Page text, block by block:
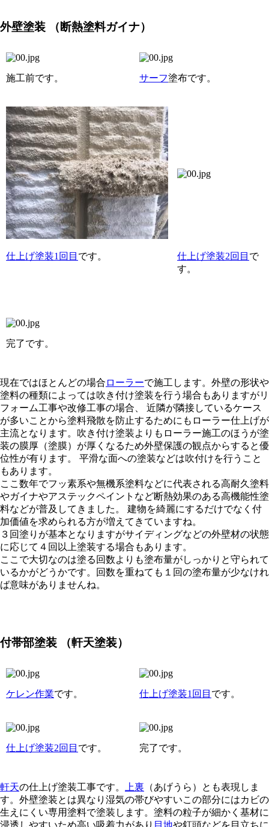
外壁塗装 （断熱塗料ガイナ）
施工前です。 サーフ塗布です。
仕上げ塗装1回目 です。 仕上げ塗装2回目 で
す。
完了です。
現在ではほとんどの場合 ローラーで施工します。外壁の形状や
塗料の種類によっては吹き付け塗装を行う場合もありますがリ
フォーム工事や改修工事の場合、 近隣が隣接しているケース
が多いことから塗料飛散を防止するためにもローラー仕上げが
主流となります。吹き付け塗装よりもローラー施工のほうが塗
装の膜厚（塗膜）が厚くなるため外壁保護の観点からすると優
位性が有ります。 平滑な面への塗装などは吹付けを行うこと
もあります。
ここ数年でフッ素系や無機系塗料などに代表される高耐久塗料
やガイナやアステックペイントなど断熱効果のある高機能性塗
料などが普及してきました。 建物を綺麗にするだけでなく付
加価値を求められる方が増えてきていますね。
３回塗りが基本となりますがサイディングなどの外壁材の状態
に応じて４回以上塗装する場合もあります。
ここで大切なのは塗る回数よりも塗布量がしっかりと守られて
いるかがどうかです。回数を重ねても１回の塗布量が少なけれ
ば意味がありませんね。
付帯部塗装 （軒天塗装）
ケレン作業です。 仕上げ塗装1回目 です。
仕上げ塗装2回目 です。 完了です。
軒天の仕上げ塗装工事です。 上裏 （あげうら）とも表現しま
す。外壁塗装とは異なり湿気の帯びやすいこの部分にはカビの
生えにくい専用塗料で塗装します。塗料の粒子が細かく基材に
浸透しやすいため高い吸着力があり 目地や釘頭などを目立ちに